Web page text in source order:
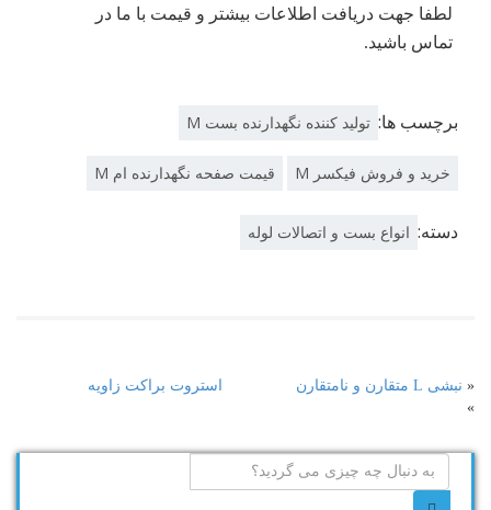
لطفا جهت دریافت اطلاعات بیشتر و قیمت با ما در
تماس باشید.
برچسب ها: تولید کننده نگهدارنده بست M
خرید و فروش فیکسر M قیمت صفحه نگهدارنده ام M
دسته: انواع بست و اتصالات لوله
« نبشی L متقارن و نامتقارن
استروت براکت زاویه
»